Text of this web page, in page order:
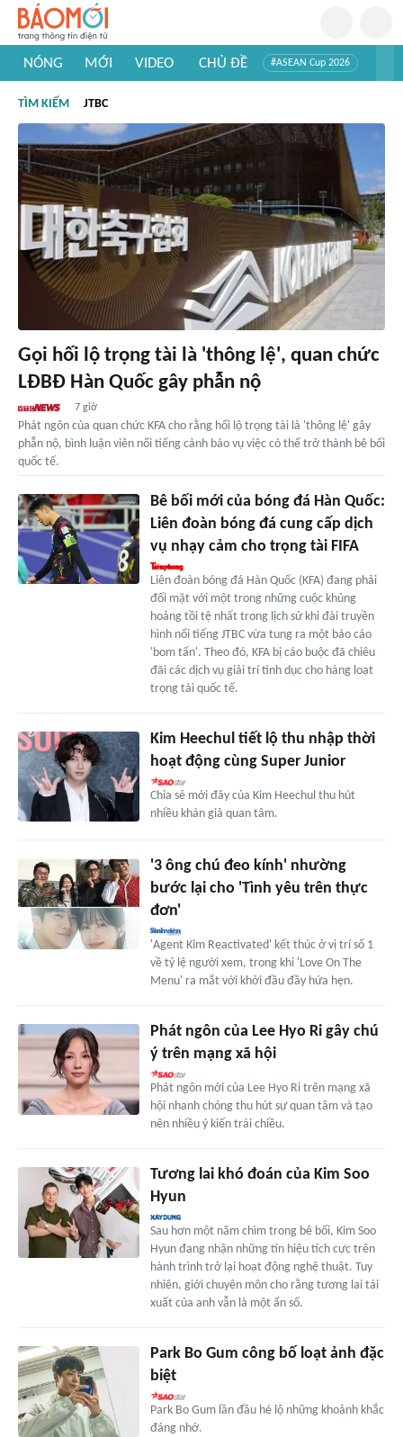
NÓNG MỚI VIDEO CHỦ ĐỀ #ASEAN Cup 2026
#Khám phá thế giới
TÌM KIẾM JTBC
Gọi hối lộ trọng tài là 'thông lệ', quan chức
LĐBĐ Hàn Quốc gây phẫn nộ
7 giờ
Phát ngôn của quan chức KFA cho rằng hối lộ trọng tài là 'thông lệ' gây
phẫn nộ, bình luận viên nổi tiếng cảnh báo vụ việc có thể trở thành bê bối
quốc tế.
Bê bối mới của bóng đá Hàn Quốc:
Liên đoàn bóng đá cung cấp dịch
vụ nhạy cảm cho trọng tài FIFA
Liên đoàn bóng đá Hàn Quốc (KFA) đang phải
đối mặt với một trong những cuộc khủng
hoảng tồi tệ nhất trong lịch sử khi đài truyền
hình nổi tiếng JTBC vừa tung ra một báo cáo
'bom tấn'. Theo đó, KFA bị cáo buộc đã chiêu
đãi các dịch vụ giải trí tình dục cho hàng loạt
trọng tài quốc tế.
Kim Heechul tiết lộ thu nhập thời
hoạt động cùng Super Junior
Chia sẻ mới đây của Kim Heechul thu hút
nhiều khán giả quan tâm.
'3 ông chú đeo kính' nhường
bước lại cho 'Tình yêu trên thực
đơn'
'Agent Kim Reactivated' kết thúc ở vị trí số 1
về tỷ lệ người xem, trong khi 'Love On The
Menu' ra mắt với khởi đầu đầy hứa hẹn.
Phát ngôn của Lee Hyo Ri gây chú
ý trên mạng xã hội
Phát ngôn mới của Lee Hyo Ri trên mạng xã
hội nhanh chóng thu hút sự quan tâm và tạo
nên nhiều ý kiến trái chiều.
Tương lai khó đoán của Kim Soo
Hyun
Sau hơn một năm chìm trong bê bối, Kim Soo
Hyun đang nhận những tín hiệu tích cực trên
hành trình trở lại hoạt động nghệ thuật. Tuy
nhiên, giới chuyên môn cho rằng tương lai tái
xuất của anh vẫn là một ẩn số.
Park Bo Gum công bố loạt ảnh đặc
biệt
Park Bo Gum lần đầu hé lộ những khoảnh khắc
đáng nhớ.